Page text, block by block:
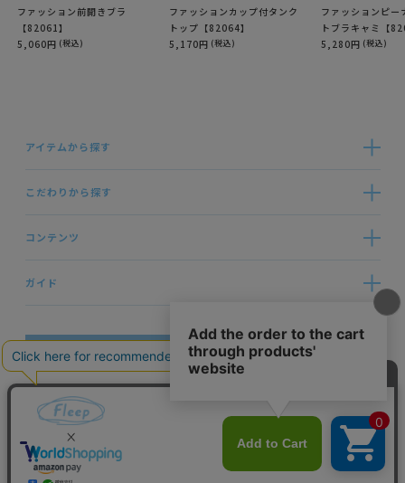
ファッション前開きブラ
【82061】
5,060円 (税込)
ファッションカップ付タンク
トップ【82064】
5,170円 (税込)
ファッションピー
トブラキャミ【
5,280円 (税込)
アイテムから探す
こだわりから探す
コンテンツ
ガイド
お問い合わせ